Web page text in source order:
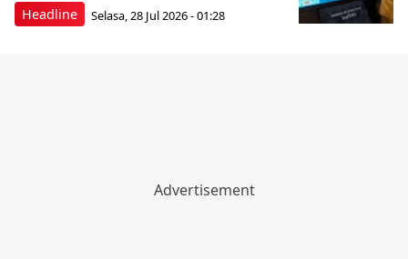
Headline Selasa, 28 Jul 2026 - 01:28